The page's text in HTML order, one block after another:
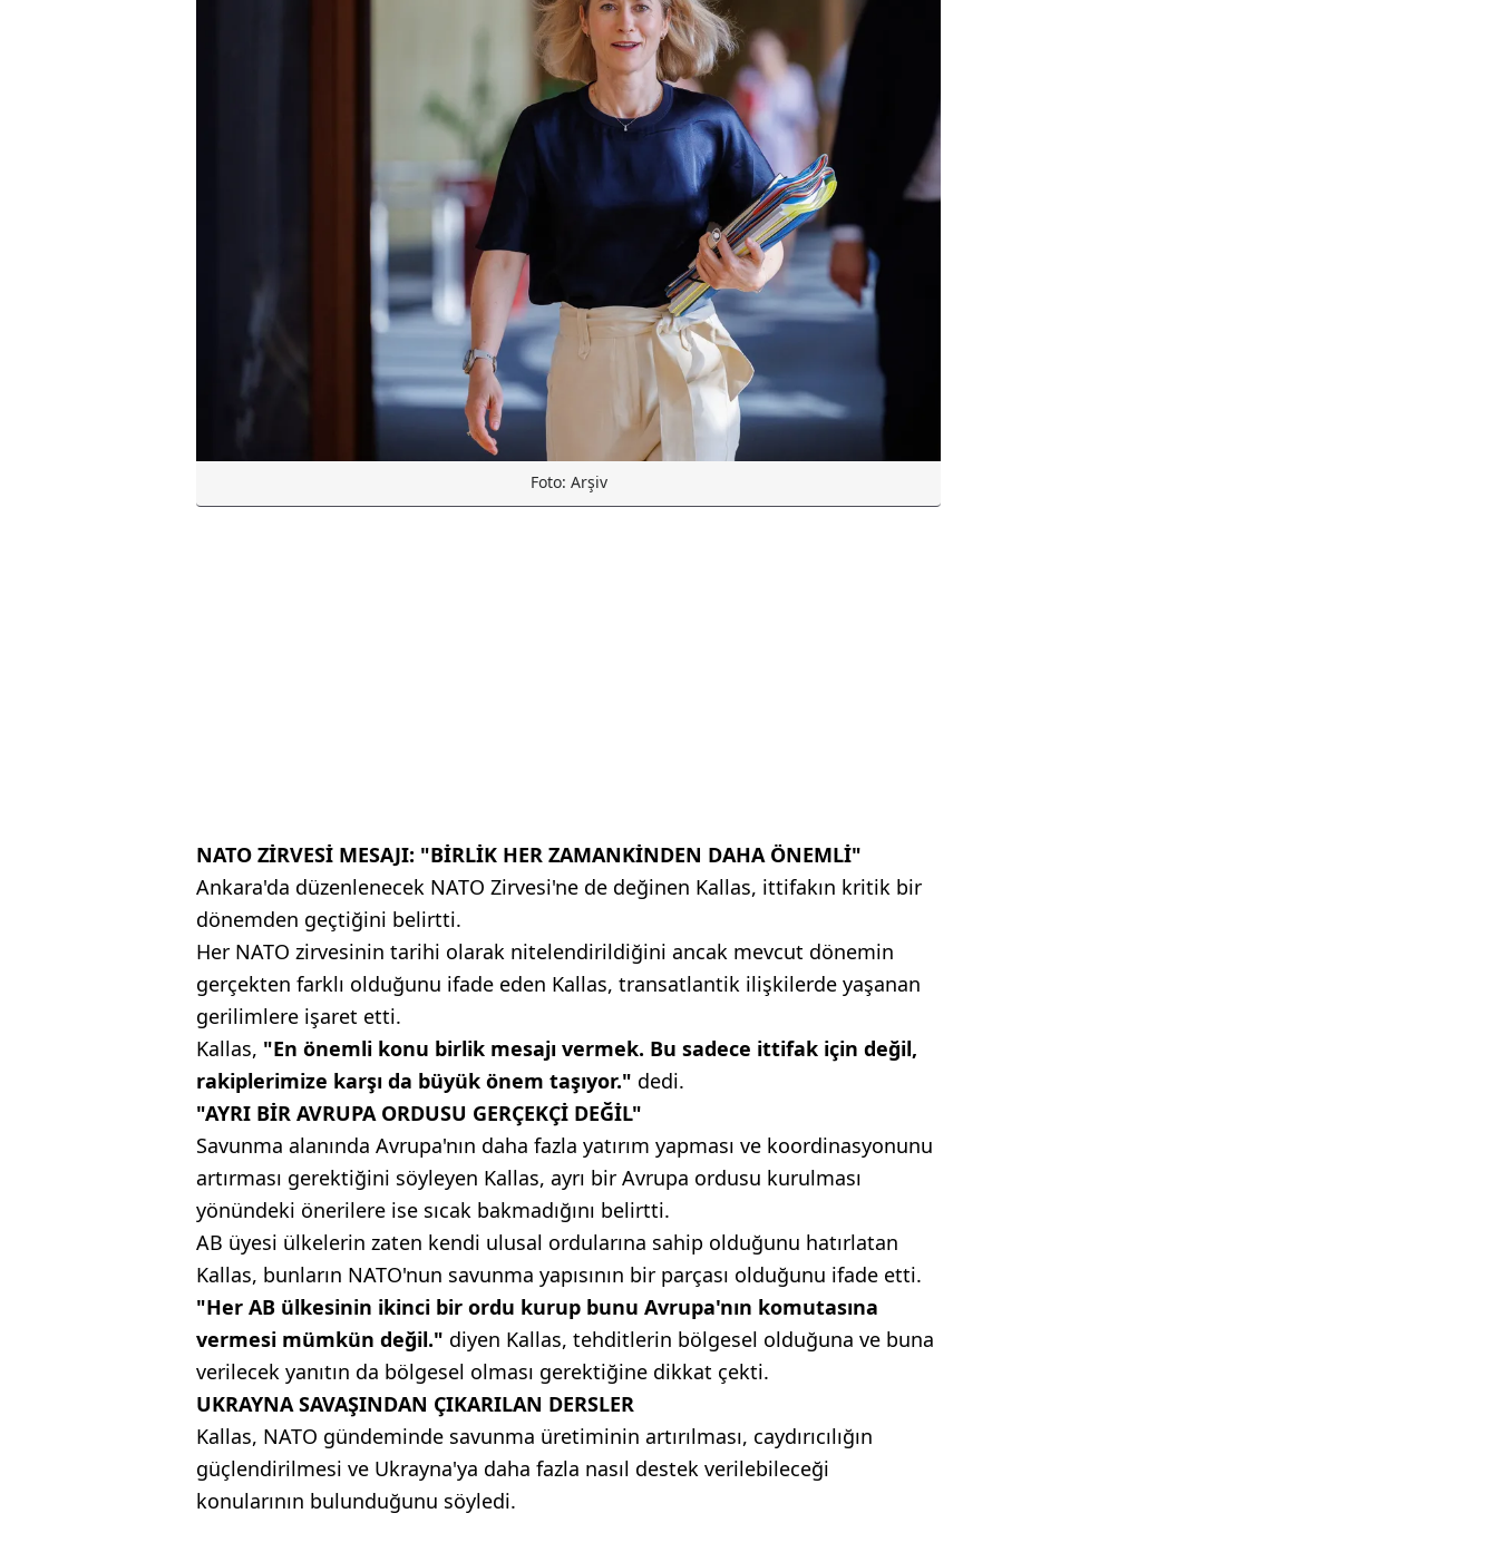
Foto: Arşiv
NATO ZİRVESİ MESAJI: "BİRLİK HER ZAMANKİNDEN DAHA ÖNEMLİ"
Ankara'da düzenlenecek NATO Zirvesi'ne de değinen Kallas, ittifakın kritik bir
dönemden geçtiğini belirtti.
Her NATO zirvesinin tarihi olarak nitelendirildiğini ancak mevcut dönemin
gerçekten farklı olduğunu ifade eden Kallas, transatlantik ilişkilerde yaşanan
gerilimlere işaret etti.
Kallas, "En önemli konu birlik mesajı vermek. Bu sadece ittifak için değil,
rakiplerimize karşı da büyük önem taşıyor." dedi.
"AYRI BİR AVRUPA ORDUSU GERÇEKÇİ DEĞİL"
Savunma alanında Avrupa'nın daha fazla yatırım yapması ve koordinasyonunu
artırması gerektiğini söyleyen Kallas, ayrı bir Avrupa ordusu kurulması
yönündeki önerilere ise sıcak bakmadığını belirtti.
AB üyesi ülkelerin zaten kendi ulusal ordularına sahip olduğunu hatırlatan
Kallas, bunların NATO'nun savunma yapısının bir parçası olduğunu ifade etti.
"Her AB ülkesinin ikinci bir ordu kurup bunu Avrupa'nın komutasına
vermesi mümkün değil." diyen Kallas, tehditlerin bölgesel olduğuna ve buna
verilecek yanıtın da bölgesel olması gerektiğine dikkat çekti.
UKRAYNA SAVAŞINDAN ÇIKARILAN DERSLER
Kallas, NATO gündeminde savunma üretiminin artırılması, caydırıcılığın
güçlendirilmesi ve Ukrayna'ya daha fazla nasıl destek verilebileceği
konularının bulunduğunu söyledi.